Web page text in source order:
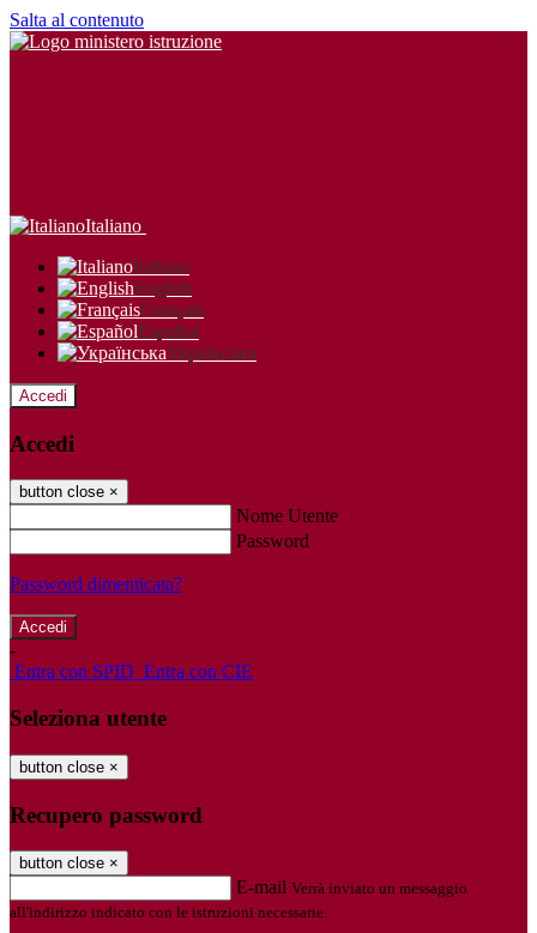
Salta al contenuto
Italiano
Italiano
English
Français
Español
Українська
Accedi
Accedi
button close ×
Nome Utente
Password
Password dimenticata?
-
Entra con SPID Entra con CIE
Seleziona utente
button close ×
Recupero password
button close ×
E-mail Verrà inviato un messaggio
all'indirizzo indicato con le istruzioni necessarie.